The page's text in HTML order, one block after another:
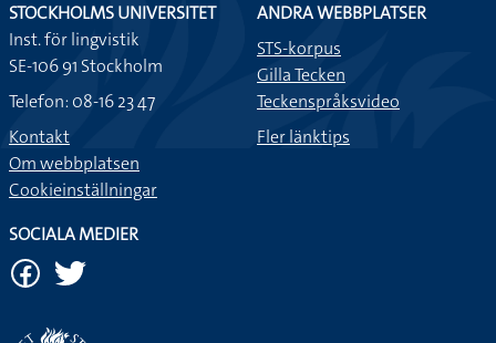
STOCKHOLMS UNIVERSITET
Inst. för lingvistik
SE-106 91 Stockholm
Telefon: 08-16 23 47
Kontakt
Om webbplatsen
Cookieinställningar
ANDRA WEBBPLATSER
STS-korpus
Gilla Tecken
Teckenspråksvideo
Fler länktips
SOCIALA MEDIER